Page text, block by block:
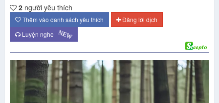
2 người yêu thích
Thêm vào danh sách yêu thích
Đăng lời dịch
Luyện nghe NEW